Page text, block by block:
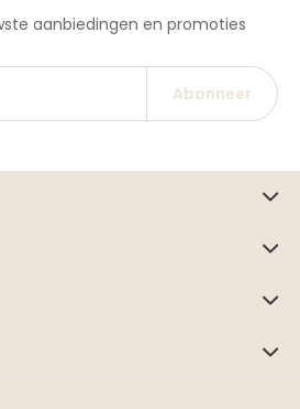
aanbiedingen en promoties
Abonneer